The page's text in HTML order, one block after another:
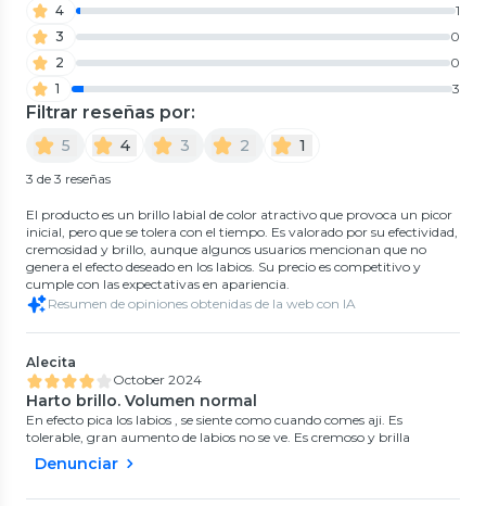
4
1
3
0
2
0
1
3
Filtrar reseñas por:
5 4 3 2 1
3 de 3 reseñas
El producto es un brillo labial de color atractivo que provoca un picor
inicial, pero que se tolera con el tiempo. Es valorado por su efectividad,
cremosidad y brillo, aunque algunos usuarios mencionan que no
genera el efecto deseado en los labios. Su precio es competitivo y
cumple con las expectativas en apariencia.
Resumen de opiniones obtenidas de la web con IA
Alecita
October 2024
Harto brillo. Volumen normal
En efecto pica los labios , se siente como cuando comes aji. Es
tolerable, gran aumento de labios no se ve. Es cremoso y brilla
Denunciar